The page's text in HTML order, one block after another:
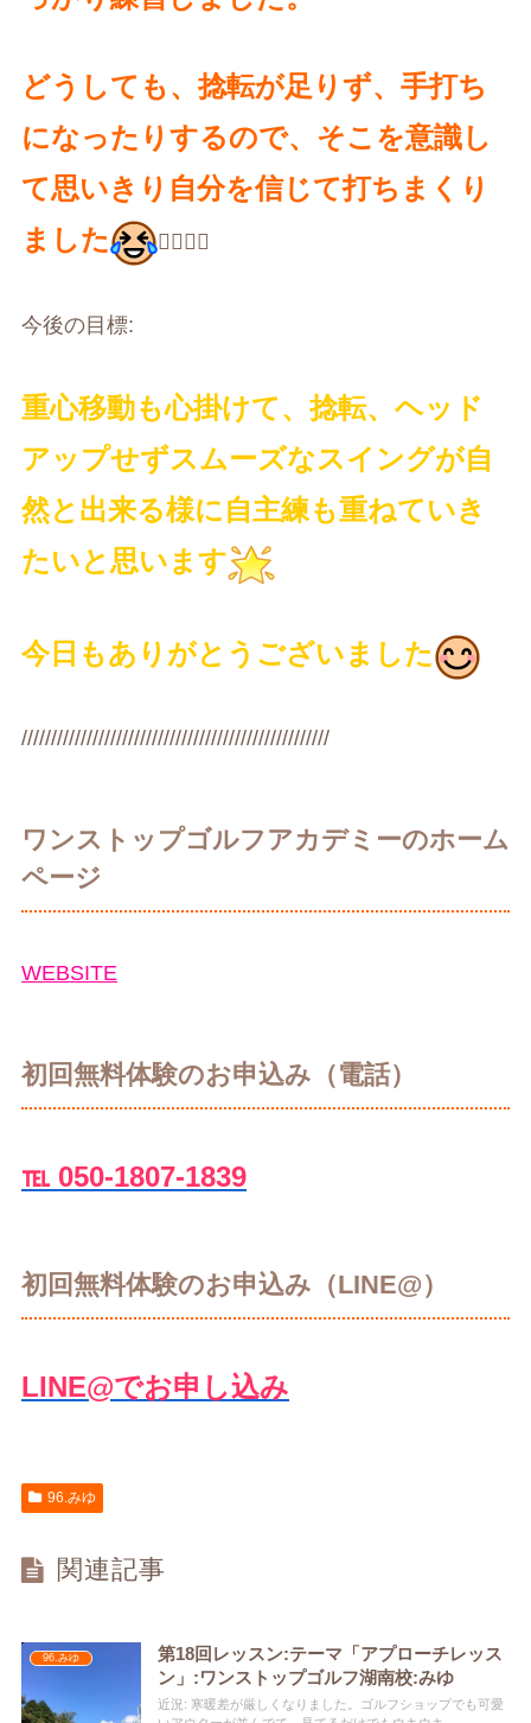
どうしても、捻転が足りず、手打ち
になったりするので、そこを意識し
て思いきり自分を信じて打ちまくり
ました
🏌️‍♀️🏌️‍♀️
今後の目標:
重心移動も心掛けて、捻転、ヘッド
アップせずスムーズなスイングが自
然と出来る様に自主練も重ねていき
たいと思います
今日もありがとうございました
////////////////////////////////////////////////////
ワンストップゴルフアカデミーのホーム
ページ
WEBSITE
初回無料体験のお申込み（電話）
℡ 050-1807-1839
初回無料体験のお申込み（LINE@）
LINE@でお申し込み
96.みゆ
関連記事
96.みゆ
第18回レッスン:テーマ「アプローチレッス
ン」:ワンストップゴルフ湖南校:みゆ
近況: 寒暖差が厳しくなりました。ゴルフショップでも可愛